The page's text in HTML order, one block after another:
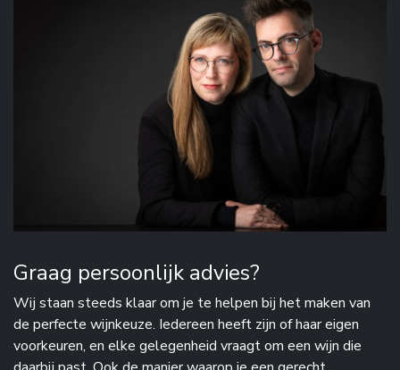
Graag persoonlijk advies?
Wij staan steeds klaar om je te helpen bij het maken van
de perfecte wijnkeuze. Iedereen heeft zijn of haar eigen
voorkeuren, en elke gelegenheid vraagt om een wijn die